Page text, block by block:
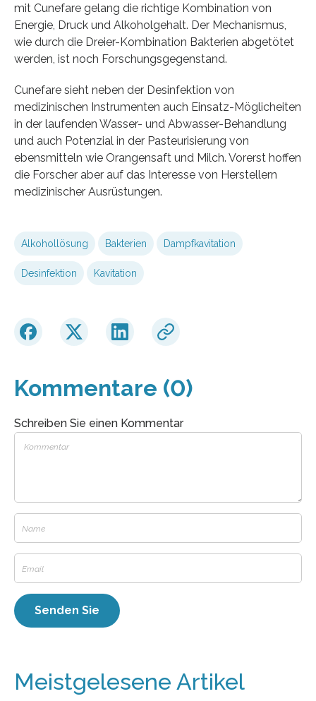
mit Cunefare gelang die richtige Kombination von
Energie, Druck und Alkoholgehalt. Der Mechanismus,
wie durch die Dreier-Kombination Bakterien abgetötet
werden, ist noch Forschungsgegenstand.
Cunefare sieht neben der Desinfektion von
medizinischen Instrumenten auch Einsatz-Möglicheiten
in der laufenden Wasser- und Abwasser-Behandlung
und auch Potenzial in der Pasteurisierung von
ebensmitteln wie Orangensaft und Milch. Vorerst hoffen
die Forscher aber auf das Interesse von Herstellern
medizinischer Ausrüstungen.
Alkohollösung Bakterien Dampfkavitation
Desinfektion Kavitation
Kommentare (0)
Schreiben Sie einen Kommentar
Meistgelesene Artikel